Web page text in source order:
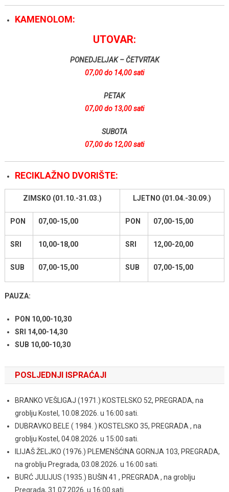
KAMENOLOM:
UTOVAR:
PONEDJELJAK – ČETVRTAK
07,00 do 14,00 sati
PETAK
07,00 do 13,00 sati
SUBOTA
07,00 do 12,00 sati
RECIKLAŽNO DVORIŠTE:
ZIMSKO (01.10.-31.03.) LJETNO (01.04.-30.09.)
PON 07,00-15,00 PON 07,00-15,00
SRI 10,00-18,00 SRI 12,00-20,00
SUB 07,00-15,00 SUB 07,00-15,00
PAUZA:
PON 10,00-10,30
SRI 14,00-14,30
SUB 10,00-10,30
POSLJEDNJI ISPRAĆAJI
BRANKO VEŠLIGAJ (1971.) KOSTELSKO 52, PREGRADA, na
groblju Kostel, 10.08.2026. u 16:00 sati.
DUBRAVKO BELE ( 1984. ) KOSTELSKO 35, PREGRADA , na
groblju Kostel, 04.08.2026. u 15:00 sati.
ILIJAŠ ŽELJKO (1976.) PLEMENŠĆINA GORNJA 103, PREGRADA,
na groblju Pregrada, 03.08.2026. u 16:00 sati.
BURĆ JULIJUS (1935.) BUŠIN 41 , PREGRADA , na groblju
Pregrada, 31.07.2026. u 16:00 sati